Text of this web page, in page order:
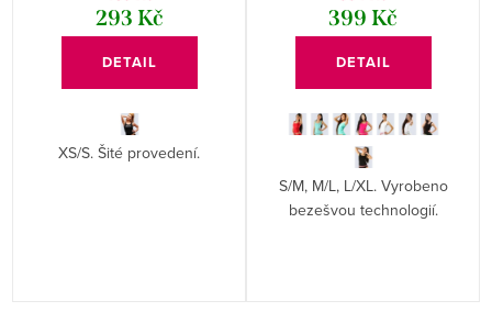
293 Kč
DETAIL
XS/S. Šité provedení.
399 Kč
DETAIL
S/M, M/L, L/XL. Vyrobeno
bezešvou technologií.